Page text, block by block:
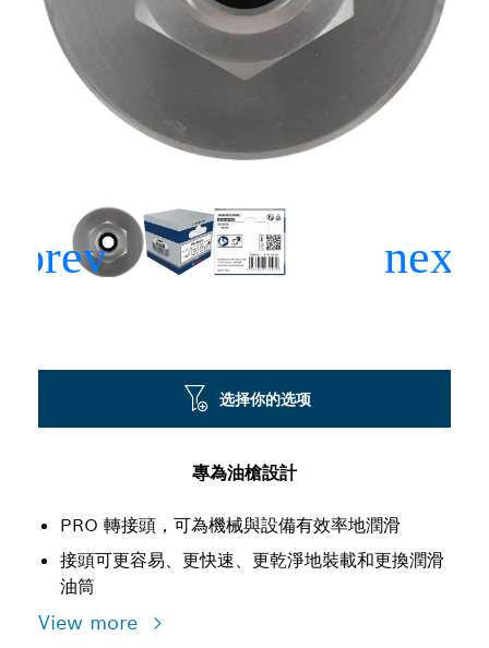
專為油槍設計
PRO 轉接頭，可為機械與設備有效率地潤滑
接頭可更容易、更快速、更乾淨地裝載和更換潤滑
油筒
View more
选择你的选项